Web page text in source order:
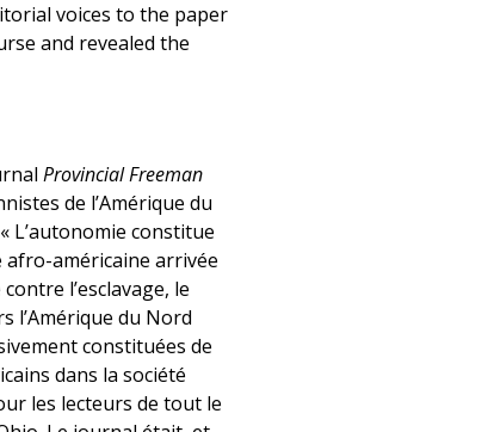
voices to the paper
and revealed the
Provincial Freeman
de l’Amérique du
L’autonomie constitue
afro-américaine arrivée
l’esclavage, le
l’Amérique du Nord
constituées de
dans la société
les lecteurs de tout le